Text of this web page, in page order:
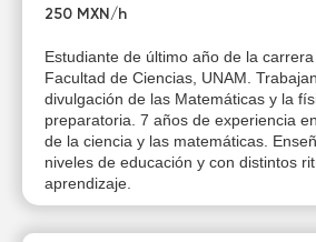
250 MXN/h
Estudiante de último año de la
Facultad de Ciencias, UNAM.
divulgación de las Matemáticas y la
preparatoria. 7 años de experiencia
de la ciencia y las matemáticas.
niveles de educación y con distintos
aprendizaje.
10:00
10:30
11:00
11:30